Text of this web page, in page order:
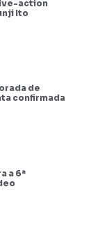
action
Ito
de
confirmada
a 6ª